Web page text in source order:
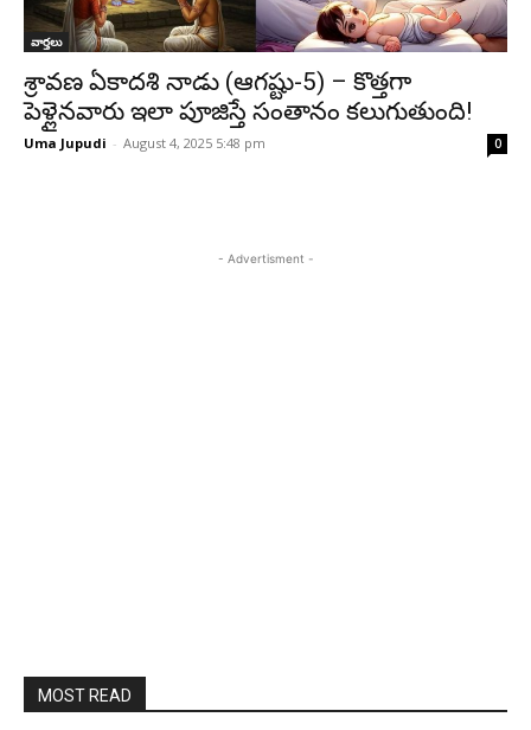
వార్తలు
శ్రావణ ఏకాదశి నాడు (ఆగష్టు-5) – కొత్తగా
పెళ్లైనవారు ఇలా పూజిస్తే సంతానం కలుగుతుంది!
Uma Jupudi - August 4, 2025 5:48 pm 0
- Advertisment -
MOST READ